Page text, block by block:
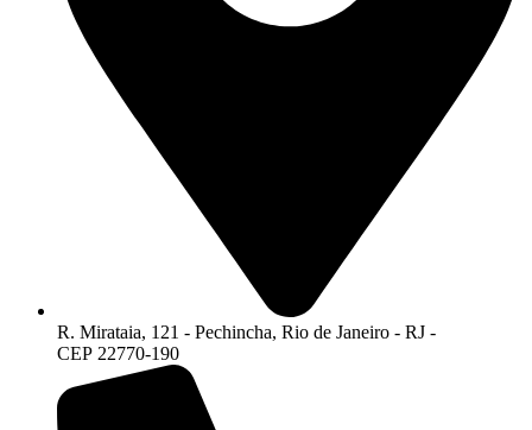
R. Mirataia, 121 - Pechincha, Rio de Janeiro - RJ -
CEP 22770-190